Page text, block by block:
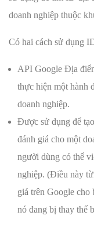
doanh nghiệp thuộc
Có hai cách sử dụng
API Google Địa
thực hiện một hành
doanh nghiệp.
Được sử dụng để
đánh giá cho một
người dùng có thể
nghiệp. (Điều này
giá trên Google cho
nó đang bị thay thế